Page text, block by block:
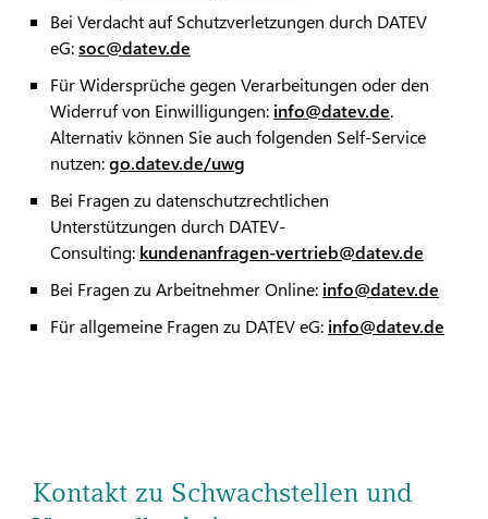
Bei Verdacht auf Schutzverletzungen durch DATEV
eG:soc@datev.de
Für Widersprüche gegen Verarbeitungen oder den
Widerruf von Einwilligungen: info@datev.de.
Alternativ können Sie auch folgenden Self-Service
nutzen:go.datev.de/uwg
Bei Fragen zu datenschutzrechtlichen
Unterstützungen durch DATEV-
Consulting: kundenanfragen-vertrieb@datev.de
Bei Fragen zu Arbeitnehmer Online: info@datev.de
Für allgemeine Fragen zu DATEV eG: info@datev.de
Kontakt zu Schwachstellen und